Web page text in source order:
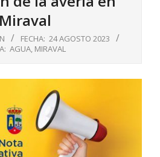
Miraval
FECHA: 24 AGOSTO 2023
AGUA, MIRAVAL